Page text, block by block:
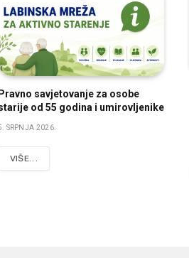
savjetovanje za osobe
od 55 godina i umirovljenike
SRPNJA 2026.
VIŠE...